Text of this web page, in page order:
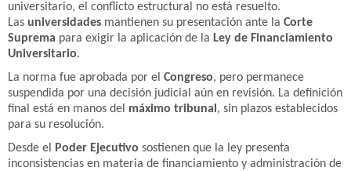
universitario, el conflicto estructural no está resuelto.
Las universidades mantienen su presentación ante la Corte
Suprema para exigir la aplicación de la Ley de Financiamiento
Universitario.
La norma fue aprobada por el Congreso, pero permanece
suspendida por una decisión judicial aún en revisión. La definición
final está en manos del máximo tribunal , sin plazos establecidos
para su resolución.
Desde el
Poder Ejecutivo sostienen que la ley presenta
inconsistencias en materia de financiamiento y administración de